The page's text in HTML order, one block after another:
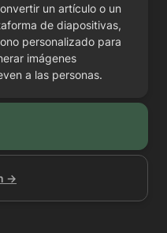
un artículo o un
de diapositivas,
personalizado para
imágenes
a las personas.
→